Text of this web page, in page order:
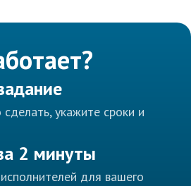
укажите сроки и
2 минуты
для вашего